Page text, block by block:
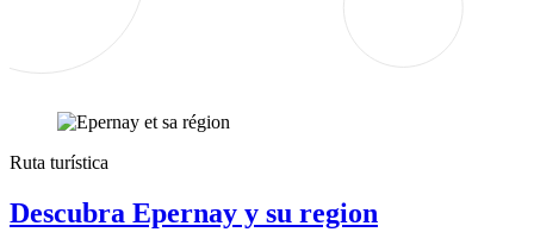
Ruta turística
Descubra Epernay y su region